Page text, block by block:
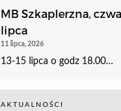
MB Szkaplerzna,
lipca
11 lipca, 2026
13-15 lipca o godz 18.00…
AKTUALNOŚCI